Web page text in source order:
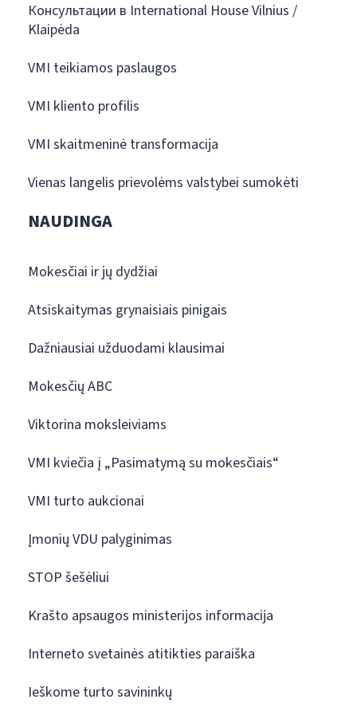
Консультации в International House Vilnius /
Klaipėda
VMI teikiamos paslaugos
VMI kliento profilis
VMI skaitmeninė transformacija
Vienas langelis prievolėms valstybei sumokėti
NAUDINGA
Mokesčiai ir jų dydžiai
Atsiskaitymas grynaisiais pinigais
Dažniausiai užduodami klausimai
Mokesčių ABC
Viktorina moksleiviams
VMI kviečia į „Pasimatymą su mokesčiais“
VMI turto aukcionai
Įmonių VDU palyginimas
STOP šešėliui
Krašto apsaugos ministerijos informacija
Interneto svetainės atitikties paraiška
Ieškome turto savininkų